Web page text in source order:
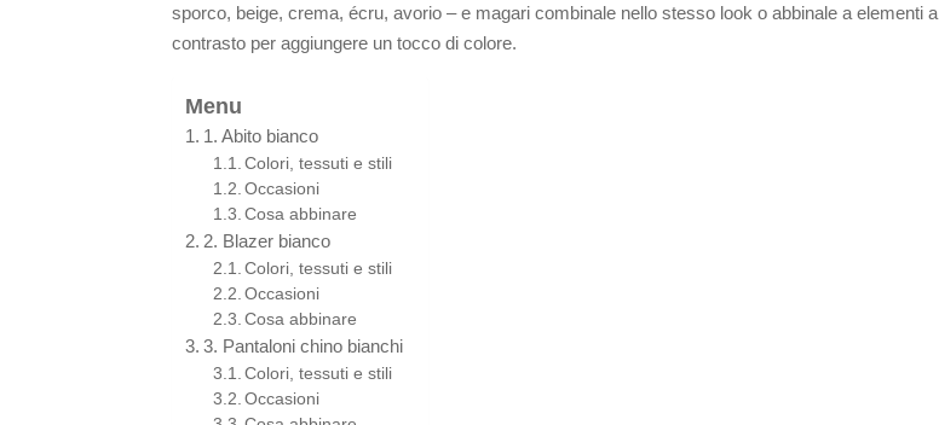
sporco, beige, crema, écru, avorio – e magari combinale nello stesso look o abbinale a elementi a
contrasto per aggiungere un tocco di colore.
Menu
1. Abito bianco
Colori, tessuti e stili
Occasioni
Cosa abbinare
2. Blazer bianco
Colori, tessuti e stili
Occasioni
Cosa abbinare
3. Pantaloni chino bianchi
Colori, tessuti e stili
Occasioni